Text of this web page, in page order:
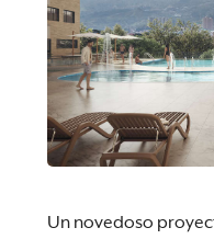
Un novedoso